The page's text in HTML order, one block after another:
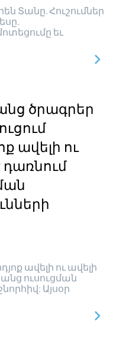
Տանը. Հուշումներ
եւ
ծրագրեր
ավելի ու
դառնում
ավելի ու ավելի
ուսուցման
Այսօր